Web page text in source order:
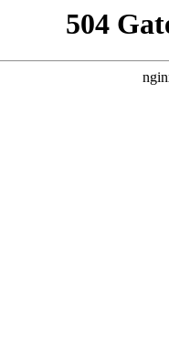
504